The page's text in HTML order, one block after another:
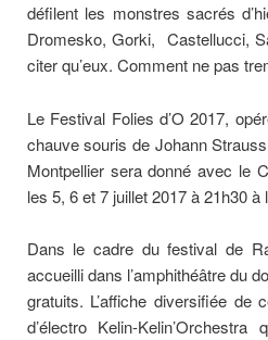
défilent les monstres sacrés
Dromesko, Gorki, Castellucci,
citer qu’eux. Comment ne pas
Le Festival Folies d’O 2017,
chauve souris de Johann
Montpellier sera donné avec le
les 5, 6 et 7 juillet 2017 à 21h30 à
Dans le cadre du festival de
accueilli dans l’amphithéâtre du
gratuits. L’affiche diversifiée
d’électro Kelin-